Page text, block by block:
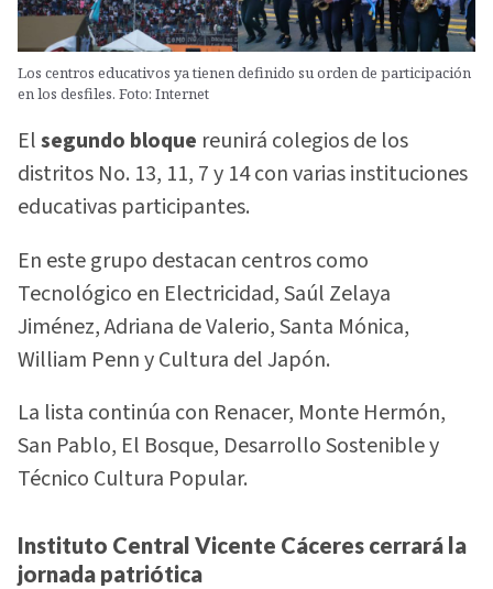
Los centros educativos ya tienen definido su orden de participación
en los desfiles. Foto: Internet
Elsegundo bloque reunirá colegios de los
distritos No. 13, 11, 7 y 14 con varias instituciones
educativas participantes.
En este grupo destacan centros como
Tecnológico en Electricidad, Saúl Zelaya
Jiménez, Adriana de Valerio, Santa Mónica,
William Penn y Cultura del Japón.
La lista continúa con Renacer, Monte Hermón,
San Pablo, El Bosque, Desarrollo Sostenible y
Técnico Cultura Popular.
Instituto Central Vicente Cáceres cerrará la
jornada patriótica